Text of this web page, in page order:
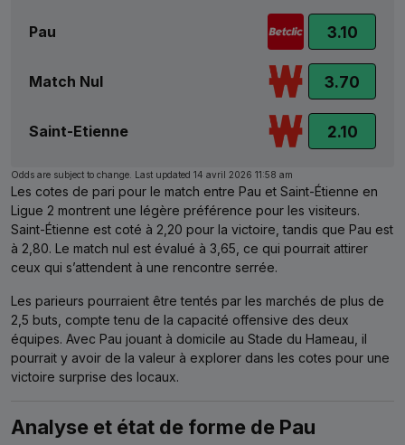
Pau
Match Nul
Saint-Etienne
3.10
3.70
2.10
Odds are subject to change. Last updated 14 avril 2026 11:58 am
Les cotes de pari pour le match entre Pau et Saint-Étienne en
Ligue 2 montrent une légère préférence pour les visiteurs.
Saint-Étienne est coté à 2,20 pour la victoire, tandis que Pau est
à 2,80. Le match nul est évalué à 3,65, ce qui pourrait attirer
ceux qui s’attendent à une rencontre serrée.
Les parieurs pourraient être tentés par les marchés de plus de
2,5 buts, compte tenu de la capacité offensive des deux
équipes. Avec Pau jouant à domicile au Stade du Hameau, il
pourrait y avoir de la valeur à explorer dans les cotes pour une
victoire surprise des locaux.
Analyse et état de forme de Pau